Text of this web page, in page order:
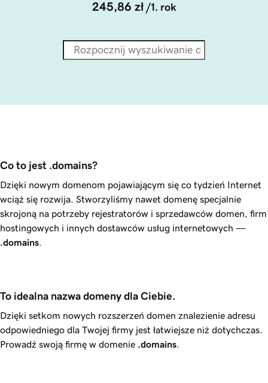
245,86 zł /1. rok
Co to jest .domains?
Dzięki nowym domenom pojawiającym się co tydzień Internet
wciąż się rozwija. Stworzyliśmy nawet domenę specjalnie
skrojoną na potrzeby rejestratorów i sprzedawców domen, firm
hostingowych i innych dostawców usług internetowych —
.domains
To idealna nazwa domeny dla Ciebie.
Dzięki setkom nowych rozszerzeń domen znalezienie adresu
odpowiedniego dla Twojej firmy jest łatwiejsze niż dotychczas.
Prowadź swoją firmę w domenie .domains